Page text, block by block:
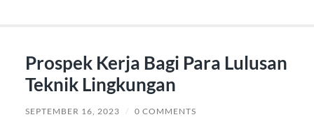
Prospek Kerja Bagi Para Lulusan
Teknik Lingkungan
SEPTEMBER 16, 2023 / 0 COMMENTS